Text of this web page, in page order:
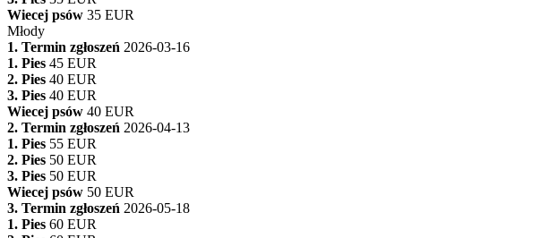
Wiecej psów 35 EUR
Młody
1. Termin zgłoszeń 2026-03-16
1. Pies 45 EUR
2. Pies 40 EUR
3. Pies 40 EUR
Wiecej psów 40 EUR
2. Termin zgłoszeń 2026-04-13
1. Pies 55 EUR
2. Pies 50 EUR
3. Pies 50 EUR
Wiecej psów 50 EUR
3. Termin zgłoszeń 2026-05-18
1. Pies 60 EUR